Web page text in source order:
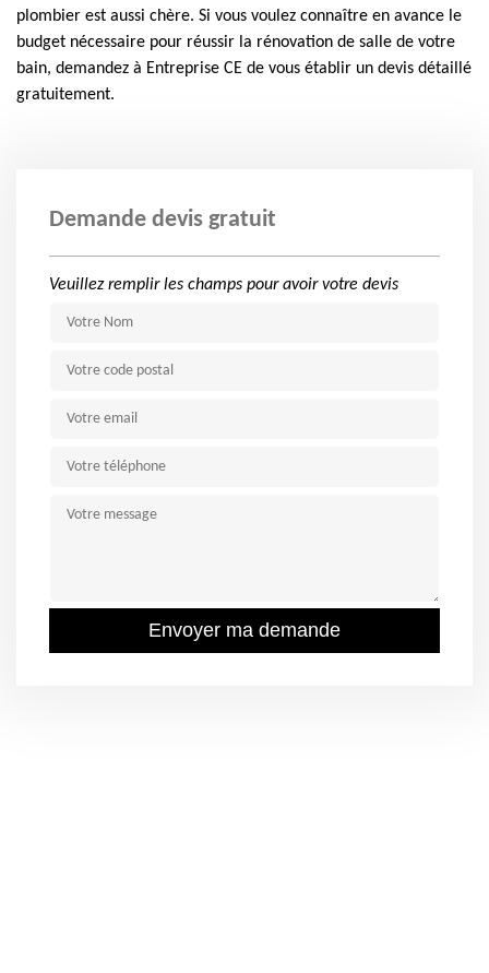
plombier est aussi chère. Si vous voulez connaître en avance le
budget nécessaire pour réussir la rénovation de salle de votre
bain, demandez à Entreprise CE de vous établir un devis détaillé
gratuitement.
Demande devis gratuit
Veuillez remplir les champs pour avoir votre devis